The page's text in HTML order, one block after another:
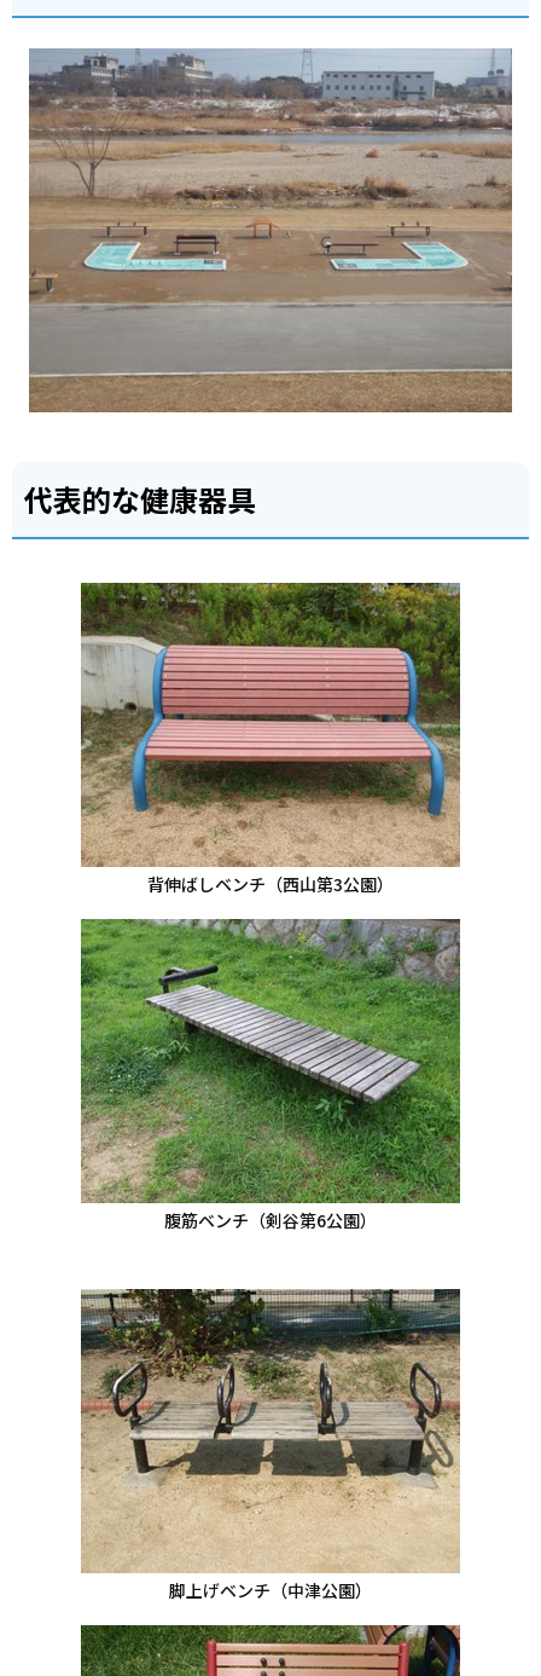
代表的な健康器具
背伸ばしベンチ（西山第3公園）
腹筋ベンチ（剣谷第6公園）
脚上げベンチ（中津公園）